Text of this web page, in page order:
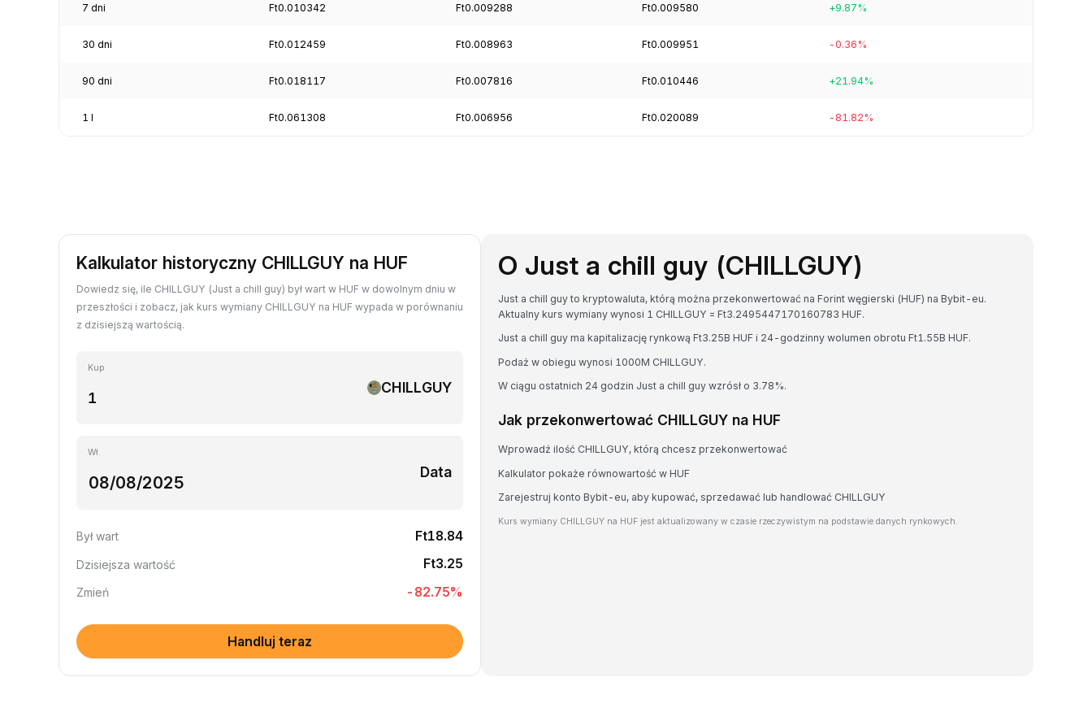
7 dni Ft0.010342 Ft0.009288 Ft0.009580 +9.87%
30 dni Ft0.012459 Ft0.008963 Ft0.009951 -0.36%
90 dni Ft0.018117 Ft0.007816 Ft0.010446 +21.94%
1 l Ft0.061308 Ft0.006956 Ft0.020089 -81.82%
Kalkulator historyczny CHILLGUY na HUF
Dowiedz się, ile CHILLGUY (Just a chill guy) był wart w HUF w dowolnym dniu w
przeszłości i zobacz, jak kurs wymiany CHILLGUY na HUF wypada w porównaniu
z dzisiejszą wartością.
Kup
CHILLGUY
Wł.
Data
Był wart Ft18.84
Dzisiejsza wartość Ft3.25
Zmień -82.75%
Handluj teraz
O Just a chill guy (CHILLGUY)
Just a chill guy to kryptowaluta, którą można przekonwertować na Forint węgierski (HUF) na Bybit-eu.
Aktualny kurs wymiany wynosi 1 CHILLGUY = Ft3.2495447170160783 HUF.
Just a chill guy ma kapitalizację rynkową Ft3.25B HUF i 24-godzinny wolumen obrotu Ft1.55B HUF.
Podaż w obiegu wynosi 1000M CHILLGUY.
W ciągu ostatnich 24 godzin Just a chill guy wzrósł o 3.78%.
Jak przekonwertować CHILLGUY na HUF
Wprowadź ilość CHILLGUY, którą chcesz przekonwertować
Kalkulator pokaże równowartość w HUF
Zarejestruj konto Bybit-eu, aby kupować, sprzedawać lub handlować CHILLGUY
Kurs wymiany CHILLGUY na HUF jest aktualizowany w czasie rzeczywistym na podstawie danych rynkowych.